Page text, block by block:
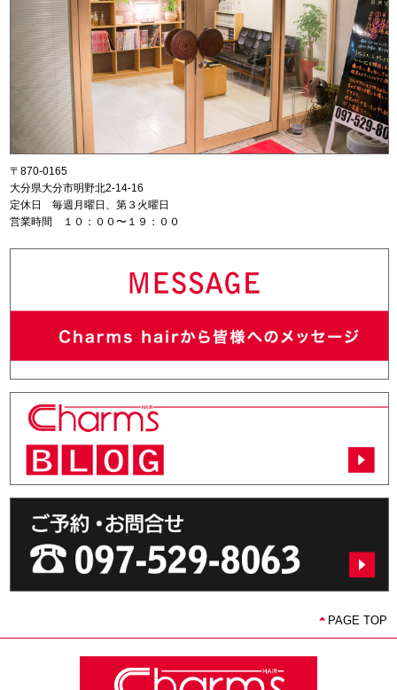
〒870-0165
大分県大分市明野北2-14-16
定休日 毎週月曜日、第３火曜日
営業時間 １０：００〜１９：００
PAGE TOP